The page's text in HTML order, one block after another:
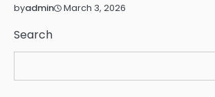
byadmin March 3, 2026
Search